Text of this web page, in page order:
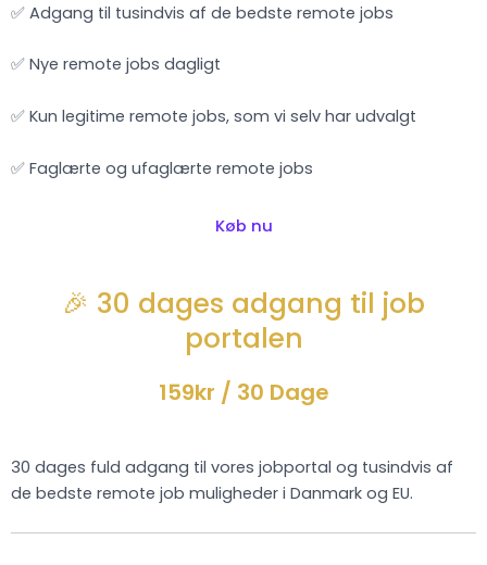
✅ Adgang til tusindvis af de bedste remote jobs
✅ Nye remote jobs dagligt
✅ Kun legitime remote jobs, som vi selv har udvalgt
✅ Faglærte og ufaglærte remote jobs
Køb nu
🎉 30 dages adgang til job
portalen
159kr / 30 Dage
30 dages fuld adgang til vores jobportal og tusindvis af
de bedste remote job muligheder i Danmark og EU.